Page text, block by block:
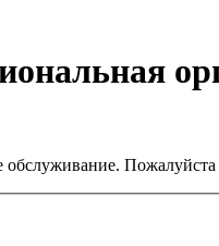
обслуживание.